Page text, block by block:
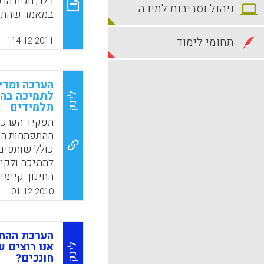
זה נסקור
את תהליך
השלבים
השנה בבתי
מתכנית
תש"ע. (
14-12-2011
לינק
הערכה
לתמיכה
תלמידים
תפקיד
ההתפתחות
כולל
לתמיכה
החינוך
מורים, אף
הוראה
והערכת
תוכניות
יסוד: א.
01-12-2010
לינק
הערכת
אנו
חונכים?
ניהול וסביבות למידה
תחומי לימוד